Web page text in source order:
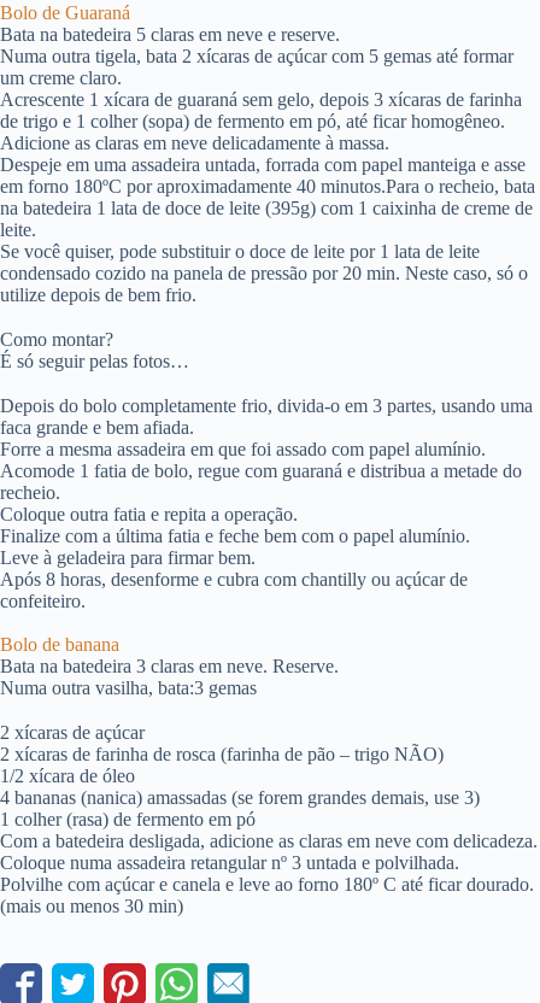
Bolo de Guaraná
Bata na batedeira 5 claras em neve e reserve.
Numa outra tigela, bata 2 xícaras de açúcar com 5 gemas até formar
um creme claro.
Acrescente 1 xícara de guaraná sem gelo, depois 3 xícaras de farinha
de trigo e 1 colher (sopa) de fermento em pó, até ficar homogêneo.
Adicione as claras em neve delicadamente à massa.
Despeje em uma assadeira untada, forrada com papel manteiga e asse
em forno 180ºC por aproximadamente 40 minutos.Para o recheio, bata
na batedeira 1 lata de doce de leite (395g) com 1 caixinha de creme de
leite.
Se você quiser, pode substituir o doce de leite por 1 lata de leite
condensado cozido na panela de pressão por 20 min. Neste caso, só o
utilize depois de bem frio.
Como montar?
É só seguir pelas fotos…
Depois do bolo completamente frio, divida-o em 3 partes, usando uma
faca grande e bem afiada.
Forre a mesma assadeira em que foi assado com papel alumínio.
Acomode 1 fatia de bolo, regue com guaraná e distribua a metade do
recheio.
Coloque outra fatia e repita a operação.
Finalize com a última fatia e feche bem com o papel alumínio.
Leve à geladeira para firmar bem.
Após 8 horas, desenforme e cubra com chantilly ou açúcar de
confeiteiro.
Bolo de banana
Bata na batedeira 3 claras em neve. Reserve.
Numa outra vasilha, bata:3 gemas
2 xícaras de açúcar
2 xícaras de farinha de rosca (farinha de pão – trigo NÃO)
1/2 xícara de óleo
4 bananas (nanica) amassadas (se forem grandes demais, use 3)
1 colher (rasa) de fermento em pó
Com a batedeira desligada, adicione as claras em neve com delicadeza.
Coloque numa assadeira retangular nº 3 untada e polvilhada.
Polvilhe com açúcar e canela e leve ao forno 180º C até ficar dourado.
(mais ou menos 30 min)